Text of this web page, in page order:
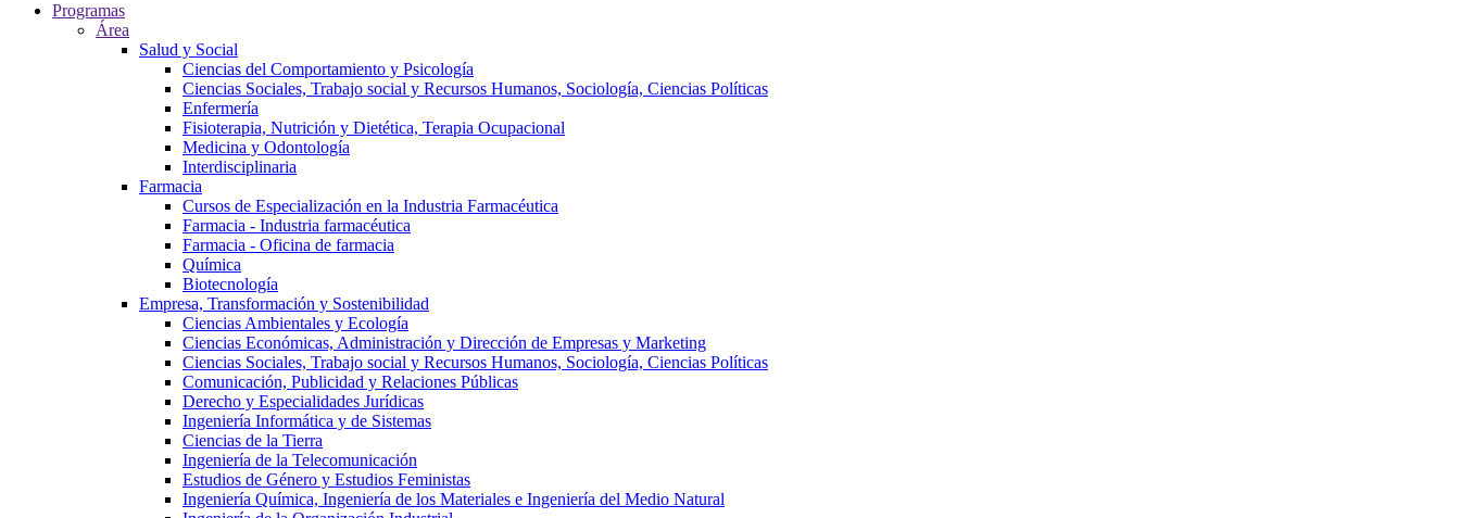
Programas
Área
Salud y Social
Ciencias del Comportamiento y Psicología
Ciencias Sociales, Trabajo social y Recursos Humanos, Sociología, Ciencias Políticas
Enfermería
Fisioterapia, Nutrición y Dietética, Terapia Ocupacional
Medicina y Odontología
Interdisciplinaria
Farmacia
Cursos de Especialización en la Industria Farmacéutica
Farmacia - Industria farmacéutica
Farmacia - Oficina de farmacia
Química
Biotecnología
Empresa, Transformación y Sostenibilidad
Ciencias Ambientales y Ecología
Ciencias Económicas, Administración y Dirección de Empresas y Marketing
Ciencias Sociales, Trabajo social y Recursos Humanos, Sociología, Ciencias Políticas
Comunicación, Publicidad y Relaciones Públicas
Derecho y Especialidades Jurídicas
Ingeniería Informática y de Sistemas
Ciencias de la Tierra
Ingeniería de la Telecomunicación
Estudios de Género y Estudios Feministas
Ingeniería Química, Ingeniería de los Materiales e Ingeniería del Medio Natural